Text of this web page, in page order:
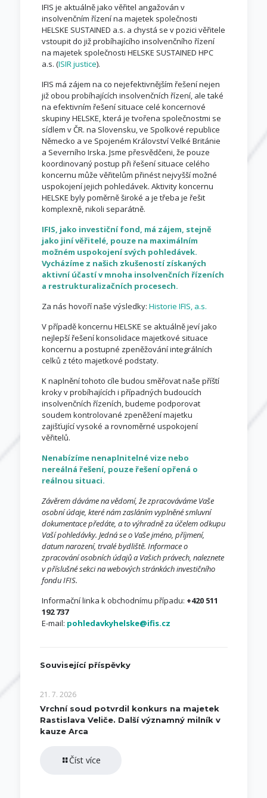
IFIS je aktuálně jako věřitel angažován v
insolvenčním řízení na majetek společnosti
HELSKE SUSTAINED a.s. a chystá se v pozici věřitele
vstoupit do již probíhajícího insolvenčního řízení
na majetek společnosti HELSKE SUSTAINED HPC
a.s. (ISIR justice).
IFIS má zájem na co nejefektivnějším řešení nejen
již obou probíhajících insolvenčních řízení, ale také
na efektivním řešení situace celé koncernové
skupiny HELSKE, která je tvořena společnostmi se
sídlem v ČR. na Slovensku, ve Spolkové republice
Německo a ve Spojeném Království Velké Británie
a Severního Irska. Jsme přesvědčeni, že pouze
koordinovaný postup při řešení situace celého
koncernu může věřitelům přinést nejvyšší možné
uspokojení jejich pohledávek. Aktivity koncernu
HELSKE byly poměrně široké a je třeba je řešit
komplexně, nikoli separátně.
IFIS, jako investiční fond, má zájem, stejně
jako jiní věřitelé, pouze na maximálním
možném uspokojení svých pohledávek.
Vycházíme z našich zkušeností získaných
aktivní účastí v mnoha insolvenčních řízeních
a restrukturalizačních procesech.
Za nás hovoří naše výsledky: Historie IFIS, a.s.
V případě koncernu HELSKE se aktuálně jeví jako
nejlepší řešení konsolidace majetkové situace
koncernu a postupné zpeněžování integrálních
celků z této majetkové podstaty.
K naplnění tohoto cíle budou směřovat naše příští
kroky v probíhajících i případných budoucích
insolvenčních řízeních, budeme podporovat
soudem kontrolované zpeněžení majetku
zajišťující vysoké a rovnoměrné uspokojení
věřitelů.
Nenabízíme nenaplnitelné vize nebo
nereálná řešení, pouze řešení opřená o
reálnou situaci.
Závěrem dáváme na vědomí, že zpracováváme Vaše
osobní údaje, které nám zasláním vyplněné smluvní
dokumentace předáte, a to výhradně za účelem odkupu
Vaší pohledávky. Jedná se o Vaše jméno, příjmení,
datum narození, trvalé bydliště. Informace o
zpracování osobních údajů a Vašich právech, naleznete
v příslušné sekci na webových stránkách investičního
fondu IFIS.
Informační linka k obchodnímu případu: +420 511
192 737
E-mail: pohledavkyhelske@ifis.cz
Související příspěvky
21. 7. 2026
Vrchní soud potvrdil konkurs na majetek
Rastislava Veliče. Další významný milník v
kauze Arca
Číst více